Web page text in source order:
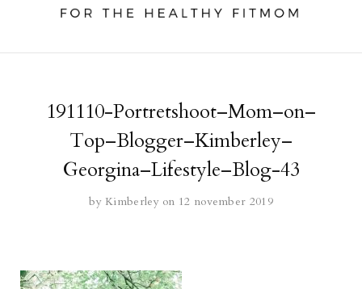
191110-Portretshoot–Mom–on–
Top–Blogger–Kimberley–
Georgina–Lifestyle–Blog-43
by Kimberley on 12 november 2019